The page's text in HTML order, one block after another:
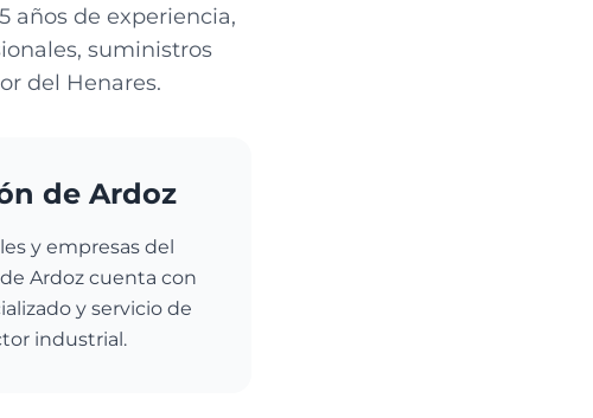
años de experiencia,
suministros
del Henares.
de Ardoz
y empresas del
Ardoz cuenta con
y servicio de
industrial.